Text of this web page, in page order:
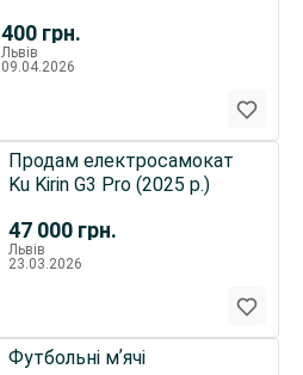
400 грн.
Львів
09.04.2026
47 000 грн.
Продам електросамокат
Ku Kirin G3 Pro (2025 р.)
Львів
23.03.2026
Футбольні мʼячі